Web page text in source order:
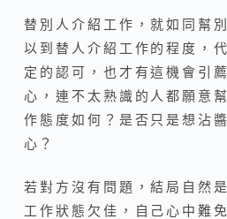
替別人介紹工作，就如同幫
以到替人介紹工作的程度，
定的認可，也才有這機會引
心，連不太熟識的人都願意
作態度如何？是否只是想沾
心？
若對方沒有問題，結局自然
工作狀態欠佳，自己心中難